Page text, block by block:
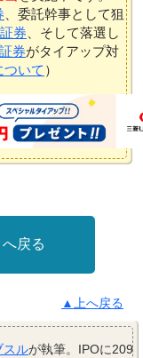
、委託幹事として狙
券 、そして落選し
券がタイアップ対
ついて ）
戻る
▲上へ戻る
スルが執筆。IPOに209